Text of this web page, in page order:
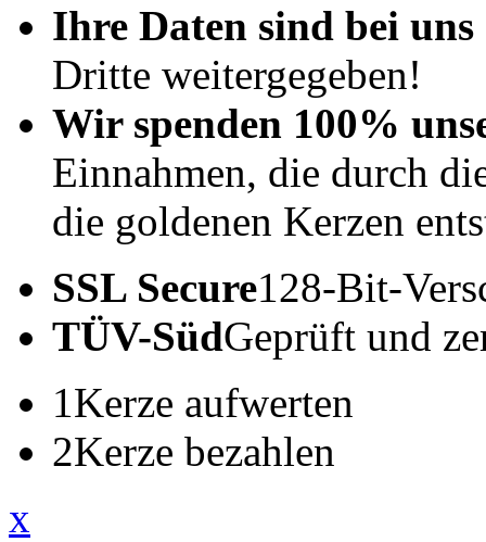
Ihre Daten sind bei uns
Dritte weitergegeben!
Wir spenden 100%
Einnahmen, die durch
die goldenen Kerzen
SSL Secure128-Bit-
TÜV-SüdGeprüft und
1Kerze aufwerten
2Kerze bezahlen
x